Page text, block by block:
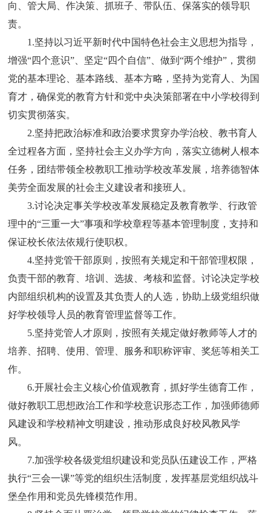
向、管大局、作决策、抓班子、带队伍、保落实的领导职
责。
1.坚持以习近平新时代中国特色社会主义思想为指导，
增强“四个意识”、坚定“四个自信”、做到“两个维护”，贯彻
党的基本理论、基本路线、基本方略，坚持为党育人、为国
育才，确保党的教育方针和党中央决策部署在中小学校得到
切实贯彻落实。
2.坚持把政治标准和政治要求贯穿办学治校、教书育人
全过程各方面，坚持社会主义办学方向，落实立德树人根本
任务，团结带领全校教职工推动学校改革发展，培养德智体
美劳全面发展的社会主义建设者和接班人。
3.讨论决定事关学校改革发展稳定及教育教学、行政管
理中的“三重一大”事项和学校章程等基本管理制度，支持和
保证校长依法依规行使职权。
4.坚持党管干部原则，按照有关规定和干部管理权限，
负责干部的教育、培训、选拔、考核和监督。讨论决定学校
内部组织机构的设置及其负责人的人选，协助上级党组织做
好学校领导人员的教育管理监督等工作。
5.坚持党管人才原则，按照有关规定做好教师等人才的
培养、招聘、使用、管理、服务和职称评审、奖惩等相关工
作。
6.开展社会主义核心价值观教育，抓好学生德育工作，
做好教职工思想政治工作和学校意识形态工作，加强师德师
风建设和学校精神文明建设，推动形成良好校风教风学
风。
7.加强学校各级党组织建设和党员队伍建设工作，严格
执行“三会一课”等党的组织生活制度，发挥基层党组织战斗
堡垒作用和党员先锋模范作用。